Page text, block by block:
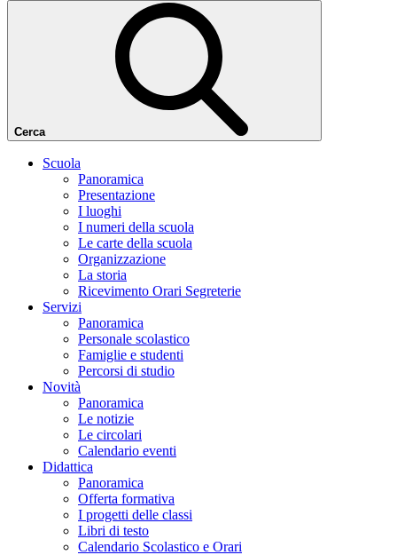
Cerca
Scuola
Panoramica
Presentazione
I luoghi
I numeri della scuola
Le carte della scuola
Organizzazione
La storia
Ricevimento Orari Segreterie
Servizi
Panoramica
Personale scolastico
Famiglie e studenti
Percorsi di studio
Novità
Panoramica
Le notizie
Le circolari
Calendario eventi
Didattica
Panoramica
Offerta formativa
I progetti delle classi
Libri di testo
Calendario Scolastico e Orari